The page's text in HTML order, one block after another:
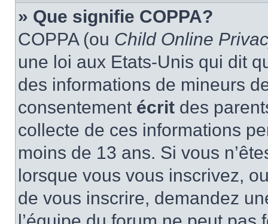
» Que signifie COPPA?
COPPA (ou Child Online
une loi aux Etats-Unis qui dit
des informations de mineurs
consentement écrit des
collecte de ces informations
moins de 13 ans. Si vous
lorsque vous vous inscrivez,
de vous inscrire, demandez